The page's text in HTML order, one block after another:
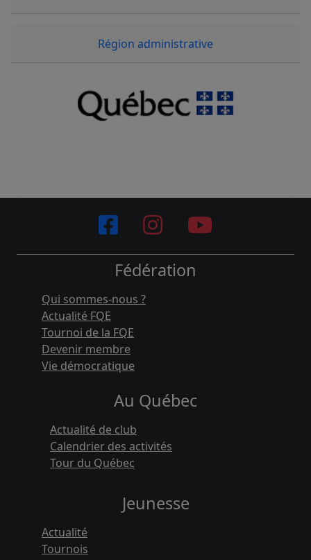
Région administrative
Fédération
Qui sommes-nous ?
Actualité FQE
Tournoi de la FQE
Devenir membre
Vie démocratique
Au Québec
Actualité de club
Calendrier des activités
Tour du Québec
Jeunesse
Actualité
Tournois